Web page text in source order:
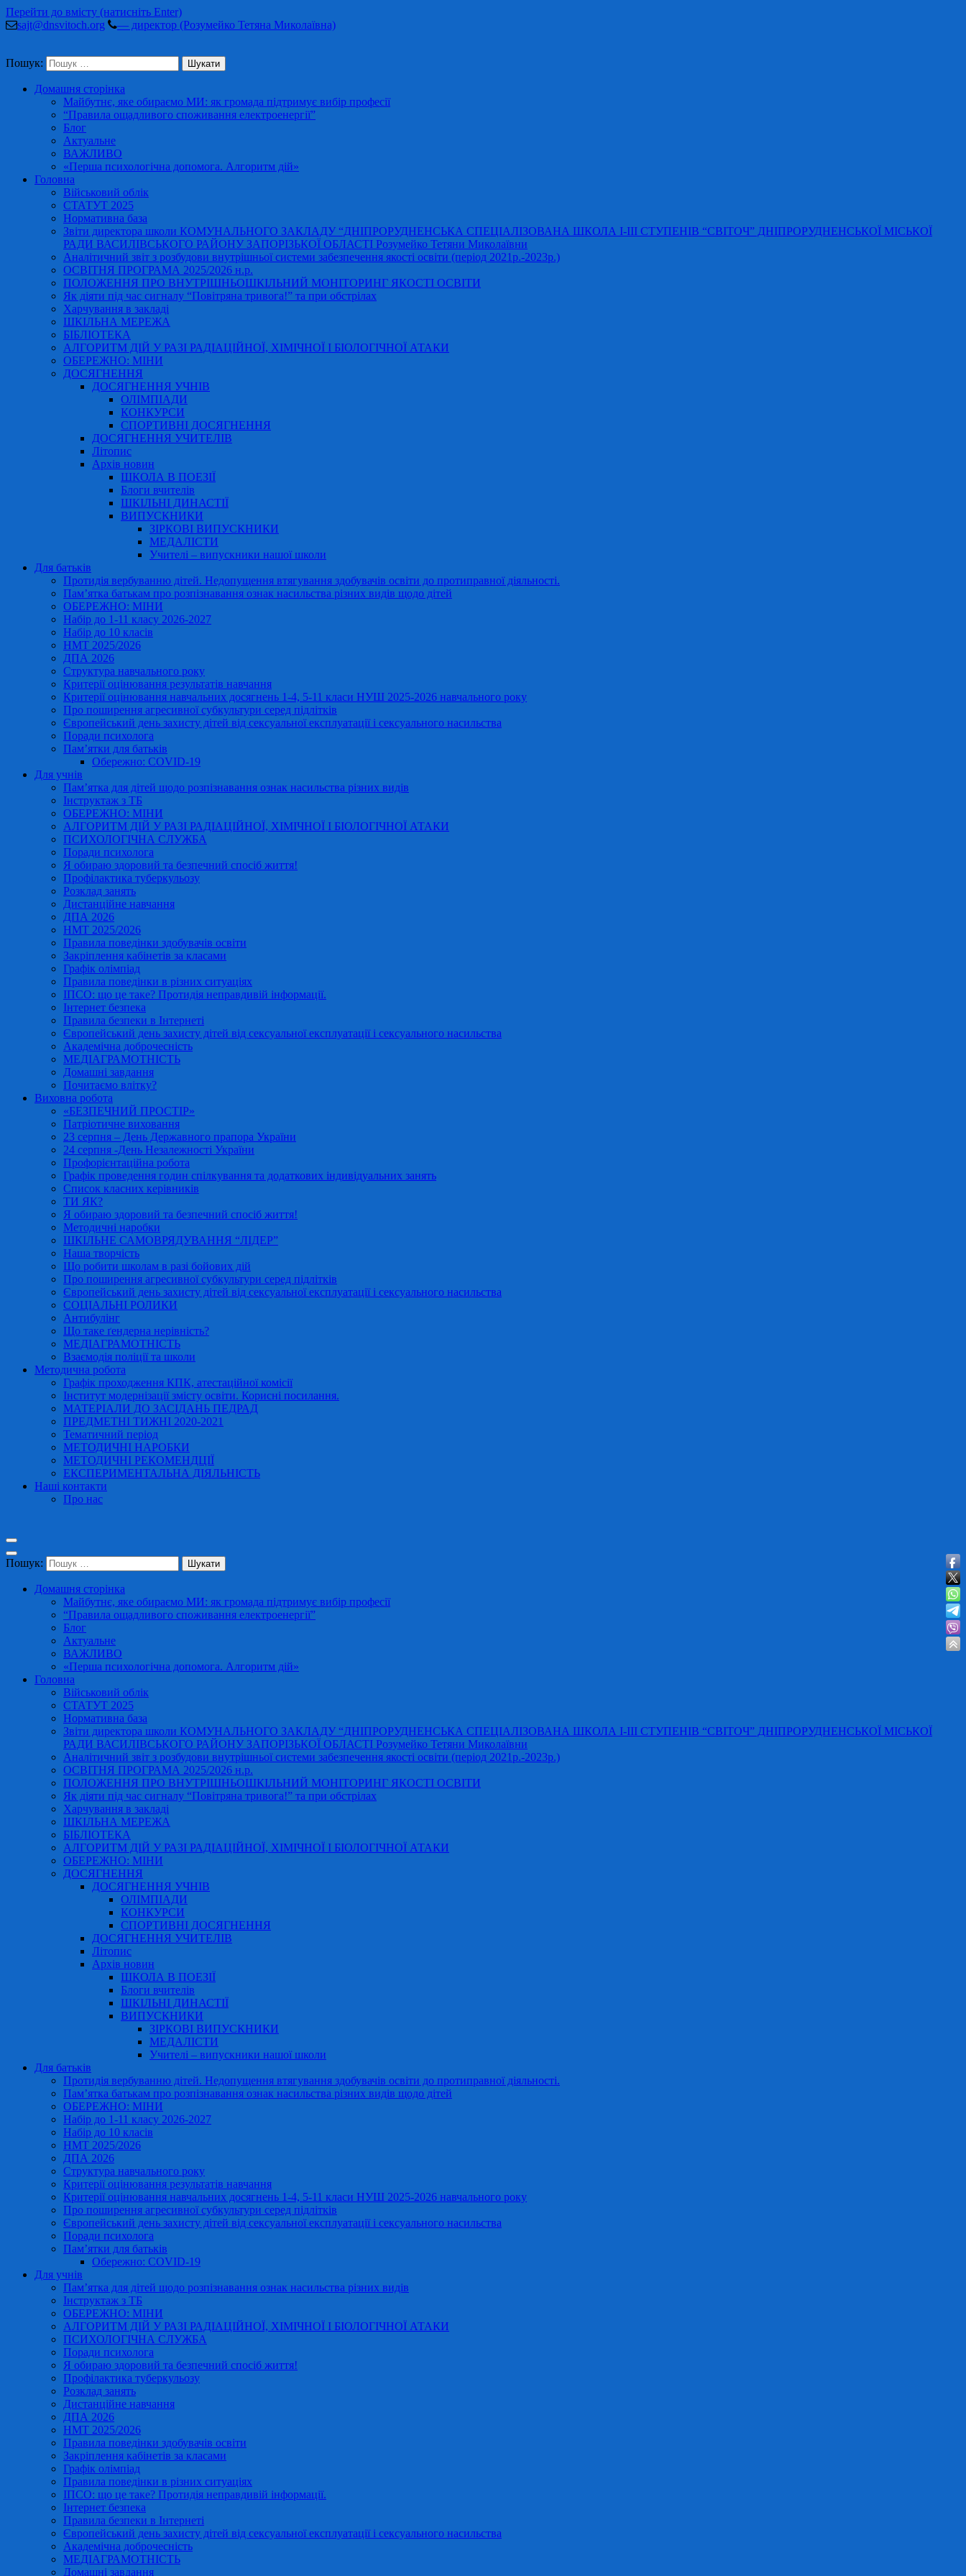
Перейти до вмісту (натисніть Enter)
sajt@dnsvitoch.org
— директор (Розумейко Тетяна Миколаївна)
Пошук:
Домашня сторінка
Майбутнє, яке обираємо МИ: як громада підтримує вибір професії
“Правила ощадливого споживання електроенергії”
Блог
Актуальне
ВАЖЛИВО
«Перша психологічна допомога. Алгоритм дій»
Головна
Військовий облік
СТАТУТ 2025
Нормативна база
Звіти директора школи КОМУНАЛЬНОГО ЗАКЛАДУ “ДНІПРОРУДНЕНСЬКА СПЕЦІАЛІЗОВАНА ШКОЛА І-ІІІ СТУПЕНІВ “СВІТОЧ” ДНІПРОРУДНЕНСЬКОЇ МІСЬКОЇ
РАДИ ВАСИЛІВСЬКОГО РАЙОНУ ЗАПОРІЗЬКОЇ ОБЛАСТІ Розумейко Тетяни Миколаївни
Аналітичний звіт з розбудови внутрішньої системи забезпечення якості освіти (період 2021р.-2023р.)
ОСВІТНЯ ПРОГРАМА 2025/2026 н.р.
ПОЛОЖЕННЯ ПРО ВНУТРІШНЬОШКІЛЬНИЙ МОНІТОРИНГ ЯКОСТІ ОСВІТИ
Як діяти під час сигналу “Повітряна тривога!” та при обстрілах
Харчування в закладі
ШКІЛЬНА МЕРЕЖА
БІБЛІОТЕКА
АЛГОРИТМ ДІЙ У РАЗІ РАДІАЦІЙНОЇ, ХІМІЧНОЇ І БІОЛОГІЧНОЇ АТАКИ
ОБЕРЕЖНО: МІНИ
ДОСЯГНЕННЯ
ДОСЯГНЕННЯ УЧНІВ
ОЛІМПІАДИ
КОНКУРСИ
СПОРТИВНІ ДОСЯГНЕННЯ
ДОСЯГНЕННЯ УЧИТЕЛІВ
Літопис
Архів новин
ШКОЛА В ПОЕЗІЇ
Блоги вчителів
ШКІЛЬНІ ДИНАСТІЇ
ВИПУСКНИКИ
ЗІРКОВІ ВИПУСКНИКИ
МЕДАЛІСТИ
Учителі – випускники нашої школи
Для батьків
Протидія вербуванню дітей. Недопущення втягування здобувачів освіти до протиправної діяльності.
Пам’ятка батькам про розпізнавання ознак насильства різних видів щодо дітей
ОБЕРЕЖНО: МІНИ
Набір до 1-11 класу 2026-2027
Набір до 10 класів
НМТ 2025/2026
ДПА 2026
Структура навчального року
Критерії оцінювання результатів навчання
Критерії оцінювання навчальних досягнень 1-4, 5-11 класи НУШ 2025-2026 навчального року
Про поширення агресивної субкультури серед підлітків
Європейський день захисту дітей від сексуальної експлуатації і сексуального насильства
Поради психолога
Пам’ятки для батьків
Обережно: COVID-19
Для учнів
Пам’ятка для дітей щодо розпізнавання ознак насильства різних видів
Інструктаж з ТБ
ОБЕРЕЖНО: МІНИ
АЛГОРИТМ ДІЙ У РАЗІ РАДІАЦІЙНОЇ, ХІМІЧНОЇ І БІОЛОГІЧНОЇ АТАКИ
ПСИХОЛОГІЧНА СЛУЖБА
Поради психолога
Я обираю здоровий та безпечний спосіб життя!
Профілактика туберкульозу
Розклад занять
Дистанційне навчання
ДПА 2026
НМТ 2025/2026
Правила поведінки здобувачів освіти
Закріплення кабінетів за класами
Графік олімпіад
Правила поведінки в різних ситуаціях
ІПСО: що це таке? Протидія неправдивій інформації.
Інтернет безпека
Правила безпеки в Інтернеті
Європейський день захисту дітей від сексуальної експлуатації і сексуального насильства
Академічна доброчесність
МЕДІАГРАМОТНІСТЬ
Домашні завдання
Почитаємо влітку?
Виховна робота
«БЕЗПЕЧНИЙ ПРОСТІР»
Патріотичне виховання
23 серпня – День Державного прапора України
24 серпня -День Незалежності України
Профорієнтаційна робота
Графік проведення годин спілкування та додаткових індивідуальних занять
Список класних керівників
ТИ ЯК?
Я обираю здоровий та безпечний спосіб життя!
Методичні наробки
ШКІЛЬНЕ САМОВРЯДУВАННЯ “ЛІДЕР”
Наша творчість
Що робити школам в разі бойових дій
Про поширення агресивної субкультури серед підлітків
Європейський день захисту дітей від сексуальної експлуатації і сексуального насильства
СОЦІАЛЬНІ РОЛИКИ
Антибулінг
Що таке ґендерна нерівність?
МЕДІАГРАМОТНІСТЬ
Взаємодія поліції та школи
Методична робота
Графік проходження КПК, атестаційної комісії
Інститут модернізації змісту освіти. Корисні посилання.
МАТЕРІАЛИ ДО ЗАСІДАНЬ ПЕДРАД
ПРЕДМЕТНІ ТИЖНІ 2020-2021
Тематичний період
МЕТОДИЧНІ НАРОБКИ
МЕТОДИЧНІ РЕКОМЕНДЦІЇ
ЕКСПЕРИМЕНТАЛЬНА ДІЯЛЬНІСТЬ
Наші контакти
Про нас
Пошук:
Домашня сторінка
Майбутнє, яке обираємо МИ: як громада підтримує вибір професії
“Правила ощадливого споживання електроенергії”
Блог
Актуальне
ВАЖЛИВО
«Перша психологічна допомога. Алгоритм дій»
Головна
Військовий облік
СТАТУТ 2025
Нормативна база
Звіти директора школи КОМУНАЛЬНОГО ЗАКЛАДУ “ДНІПРОРУДНЕНСЬКА СПЕЦІАЛІЗОВАНА ШКОЛА І-ІІІ СТУПЕНІВ “СВІТОЧ” ДНІПРОРУДНЕНСЬКОЇ МІСЬКОЇ
РАДИ ВАСИЛІВСЬКОГО РАЙОНУ ЗАПОРІЗЬКОЇ ОБЛАСТІ Розумейко Тетяни Миколаївни
Аналітичний звіт з розбудови внутрішньої системи забезпечення якості освіти (період 2021р.-2023р.)
ОСВІТНЯ ПРОГРАМА 2025/2026 н.р.
ПОЛОЖЕННЯ ПРО ВНУТРІШНЬОШКІЛЬНИЙ МОНІТОРИНГ ЯКОСТІ ОСВІТИ
Як діяти під час сигналу “Повітряна тривога!” та при обстрілах
Харчування в закладі
ШКІЛЬНА МЕРЕЖА
БІБЛІОТЕКА
АЛГОРИТМ ДІЙ У РАЗІ РАДІАЦІЙНОЇ, ХІМІЧНОЇ І БІОЛОГІЧНОЇ АТАКИ
ОБЕРЕЖНО: МІНИ
ДОСЯГНЕННЯ
ДОСЯГНЕННЯ УЧНІВ
ОЛІМПІАДИ
КОНКУРСИ
СПОРТИВНІ ДОСЯГНЕННЯ
ДОСЯГНЕННЯ УЧИТЕЛІВ
Літопис
Архів новин
ШКОЛА В ПОЕЗІЇ
Блоги вчителів
ШКІЛЬНІ ДИНАСТІЇ
ВИПУСКНИКИ
ЗІРКОВІ ВИПУСКНИКИ
МЕДАЛІСТИ
Учителі – випускники нашої школи
Для батьків
Протидія вербуванню дітей. Недопущення втягування здобувачів освіти до протиправної діяльності.
Пам’ятка батькам про розпізнавання ознак насильства різних видів щодо дітей
ОБЕРЕЖНО: МІНИ
Набір до 1-11 класу 2026-2027
Набір до 10 класів
НМТ 2025/2026
ДПА 2026
Структура навчального року
Критерії оцінювання результатів навчання
Критерії оцінювання навчальних досягнень 1-4, 5-11 класи НУШ 2025-2026 навчального року
Про поширення агресивної субкультури серед підлітків
Європейський день захисту дітей від сексуальної експлуатації і сексуального насильства
Поради психолога
Пам’ятки для батьків
Обережно: COVID-19
Для учнів
Пам’ятка для дітей щодо розпізнавання ознак насильства різних видів
Інструктаж з ТБ
ОБЕРЕЖНО: МІНИ
АЛГОРИТМ ДІЙ У РАЗІ РАДІАЦІЙНОЇ, ХІМІЧНОЇ І БІОЛОГІЧНОЇ АТАКИ
ПСИХОЛОГІЧНА СЛУЖБА
Поради психолога
Я обираю здоровий та безпечний спосіб життя!
Профілактика туберкульозу
Розклад занять
Дистанційне навчання
ДПА 2026
НМТ 2025/2026
Правила поведінки здобувачів освіти
Закріплення кабінетів за класами
Графік олімпіад
Правила поведінки в різних ситуаціях
ІПСО: що це таке? Протидія неправдивій інформації.
Інтернет безпека
Правила безпеки в Інтернеті
Європейський день захисту дітей від сексуальної експлуатації і сексуального насильства
Академічна доброчесність
МЕДІАГРАМОТНІСТЬ
Домашні завдання